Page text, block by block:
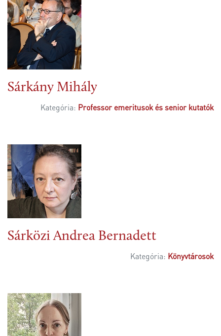
Sárkány Mihály
Kategória: Professor emeritusok és senior kutatók
Sárközi Andrea Bernadett
Kategória: Könyvtárosok